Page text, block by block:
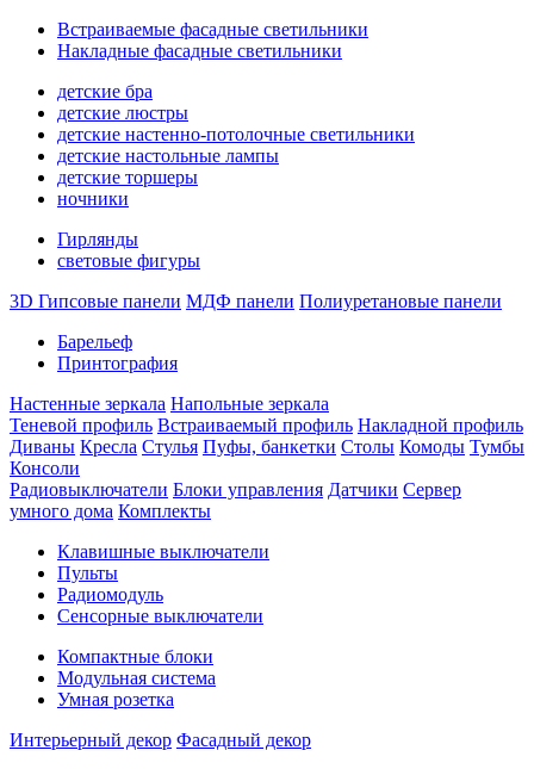
Встраиваемые фасадные светильники
Накладные фасадные светильники
детские бра
детские люстры
детские настенно-потолочные светильники
детские настольные лампы
детские торшеры
ночники
Гирлянды
световые фигуры
3D Гипсовые панели МДФ панели Полиуретановые панели
Барельеф
Принтография
Настенные зеркала Напольные зеркала
Теневой профиль Встраиваемый профиль Накладной профиль
Диваны Кресла Стулья Пуфы, банкетки Столы Комоды Тумбы
Консоли
Радиовыключатели Блоки управления Датчики Сервер
умного дома Комплекты
Клавишные выключатели
Пульты
Радиомодуль
Сенсорные выключатели
Компактные блоки
Модульная система
Умная розетка
Интерьерный декор Фасадный декор